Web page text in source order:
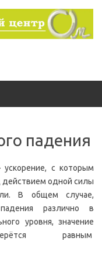
падения
с которым
действием одной силы
В общем случае,
различно в
уровня, значение
равным